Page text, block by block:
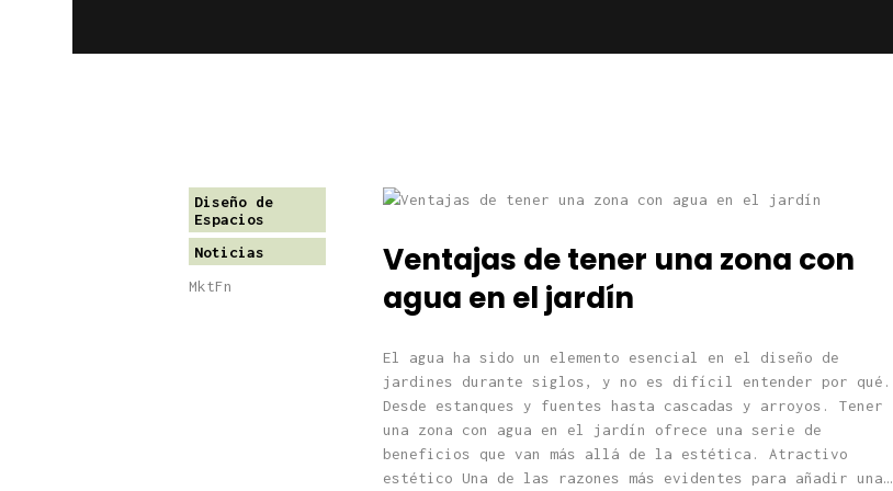
Diseño de
Espacios
Noticias
MktFn
Ventajas de tener una zona con
agua en el jardín
El agua ha sido un elemento esencial en el diseño de
jardines durante siglos, y no es difícil entender por qué.
Desde estanques y fuentes hasta cascadas y arroyos. Tener
una zona con agua en el jardín ofrece una serie de
beneficios que van más allá de la estética. Atractivo
estético Una de las razones más evidentes para añadir una…